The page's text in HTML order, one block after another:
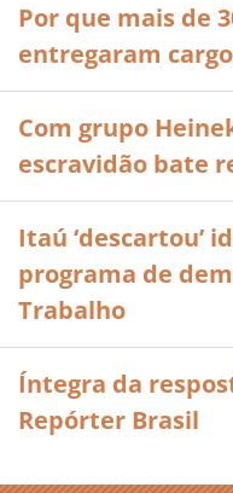
Por que mais de
entregaram
Com grupo
escravidão bate
Itaú ‘descartou’
programa de
Trabalho
Íntegra da
Repórter Brasil